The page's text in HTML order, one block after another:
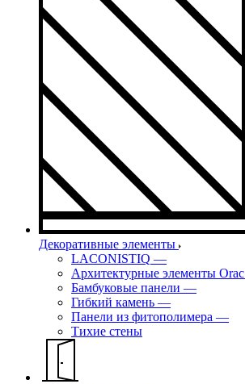
Декоративные элементы
LACONISTIQ —
Архитектурные элементы Orac
Бамбуковые панели —
Гибкий камень —
Панели из фитополимера —
Тихие стены